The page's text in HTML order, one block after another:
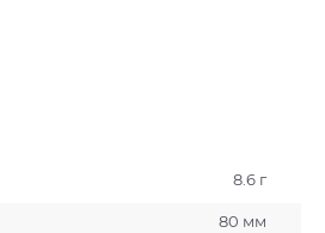
8.6 г
80 мм